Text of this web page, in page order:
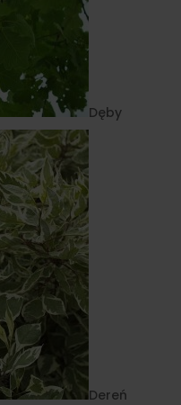
Dęby
Dereń